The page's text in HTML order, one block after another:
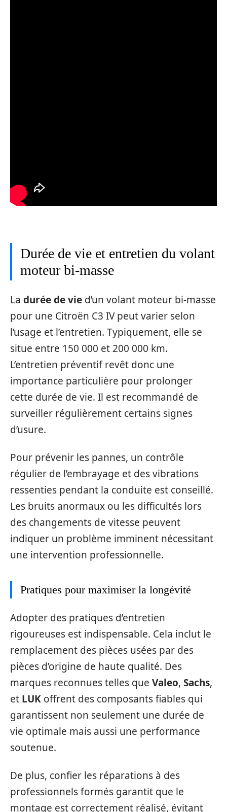
Durée de vie et entretien du volant
moteur bi-masse
La durée de vie d’un volant moteur bi-masse
pour une Citroën C3 IV peut varier selon
l’usage et l’entretien. Typiquement, elle se
situe entre 150 000 et 200 000 km.
L’entretien préventif revêt donc une
importance particulière pour prolonger
cette durée de vie. Il est recommandé de
surveiller régulièrement certains signes
d’usure.
Pour prévenir les pannes, un contrôle
régulier de l’embrayage et des vibrations
ressenties pendant la conduite est conseillé.
Les bruits anormaux ou les difficultés lors
des changements de vitesse peuvent
indiquer un problème imminent nécessitant
une intervention professionnelle.
Pratiques pour maximiser la longévité
Adopter des pratiques d’entretien
rigoureuses est indispensable. Cela inclut le
remplacement des pièces usées par des
pièces d’origine de haute qualité. Des
marques reconnues telles que Valeo, Sachs,
et LUK offrent des composants fiables qui
garantissent non seulement une durée de
vie optimale mais aussi une performance
soutenue.
De plus, confier les réparations à des
professionnels formés garantit que le
montage est correctement réalisé, évitant